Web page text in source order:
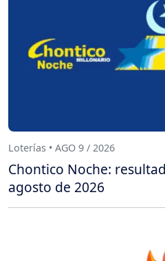
Loterías • AGO 9 / 2026
Chontico Noche:
agosto de 2026